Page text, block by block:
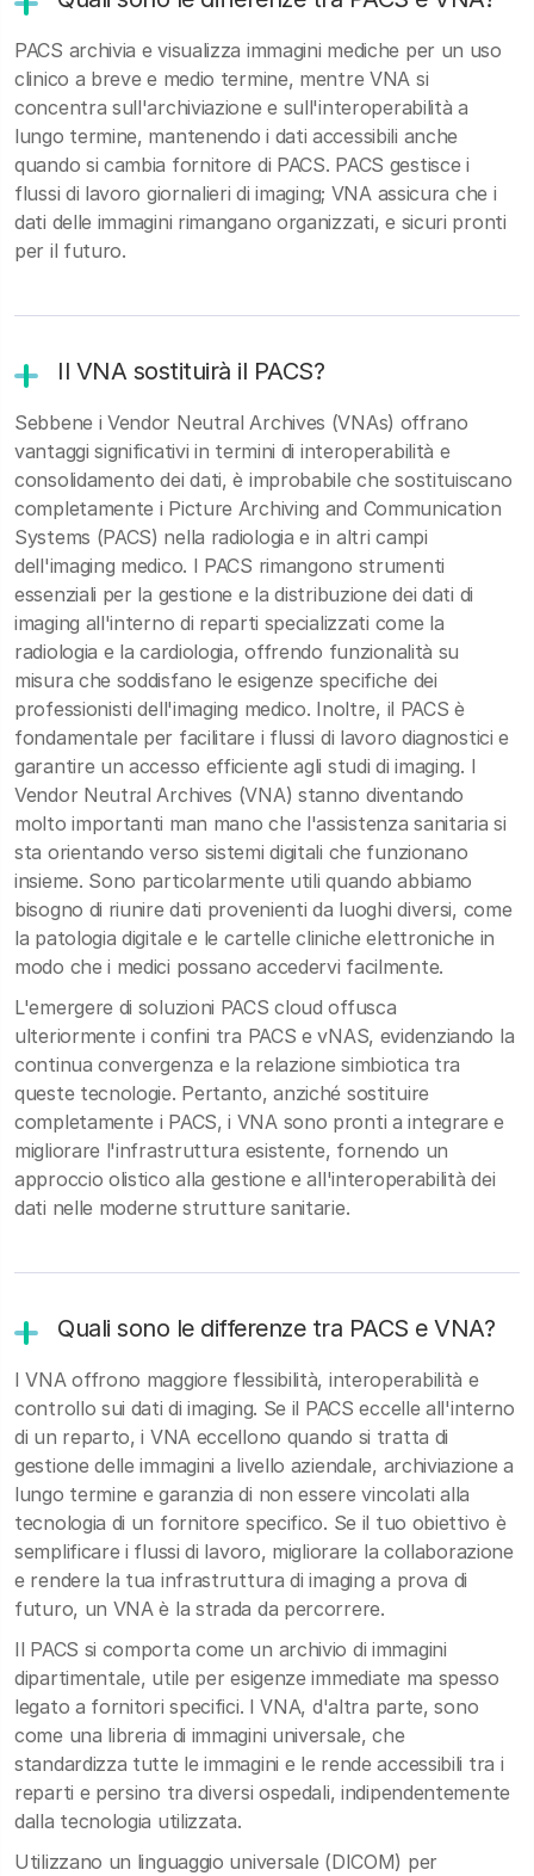
PACS archivia e visualizza immagini mediche per un uso
clinico a breve e medio termine, mentre VNA si
concentra sull'archiviazione e sull'interoperabilità a
lungo termine, mantenendo i dati accessibili anche
quando si cambia fornitore di PACS. PACS gestisce i
flussi di lavoro giornalieri di imaging; VNA assicura che i
dati delle immagini rimangano organizzati, e sicuri pronti
per il futuro.
Il VNA sostituirà il PACS?
Sebbene i Vendor Neutral Archives (VNAs) offrano
vantaggi significativi in termini di interoperabilità e
consolidamento dei dati, è improbabile che sostituiscano
completamente i Picture Archiving and Communication
Systems (PACS) nella radiologia e in altri campi
dell'imaging medico. I PACS rimangono strumenti
essenziali per la gestione e la distribuzione dei dati di
imaging all'interno di reparti specializzati come la
radiologia e la cardiologia, offrendo funzionalità su
misura che soddisfano le esigenze specifiche dei
professionisti dell'imaging medico. Inoltre, il PACS è
fondamentale per facilitare i flussi di lavoro diagnostici e
garantire un accesso efficiente agli studi di imaging. I
Vendor Neutral Archives (VNA) stanno diventando
molto importanti man mano che l'assistenza sanitaria si
sta orientando verso sistemi digitali che funzionano
insieme. Sono particolarmente utili quando abbiamo
bisogno di riunire dati provenienti da luoghi diversi, come
la patologia digitale e le cartelle cliniche elettroniche in
modo che i medici possano accedervi facilmente.
L'emergere di soluzioni PACS cloud offusca
ulteriormente i confini tra PACS e vNAS, evidenziando la
continua convergenza e la relazione simbiotica tra
queste tecnologie. Pertanto, anziché sostituire
completamente i PACS, i VNA sono pronti a integrare e
migliorare l'infrastruttura esistente, fornendo un
approccio olistico alla gestione e all'interoperabilità dei
dati nelle moderne strutture sanitarie.
Quali sono le differenze tra PACS e VNA?
I VNA offrono maggiore flessibilità, interoperabilità e
controllo sui dati di imaging. Se il PACS eccelle all'interno
di un reparto, i VNA eccellono quando si tratta di
gestione delle immagini a livello aziendale, archiviazione a
lungo termine e garanzia di non essere vincolati alla
tecnologia di un fornitore specifico. Se il tuo obiettivo è
semplificare i flussi di lavoro, migliorare la collaborazione
e rendere la tua infrastruttura di imaging a prova di
futuro, un VNA è la strada da percorrere.
Il PACS si comporta come un archivio di immagini
dipartimentale, utile per esigenze immediate ma spesso
legato a fornitori specifici. I VNA, d'altra parte, sono
come una libreria di immagini universale, che
standardizza tutte le immagini e le rende accessibili tra i
reparti e persino tra diversi ospedali, indipendentemente
dalla tecnologia utilizzata.
Utilizzano un linguaggio universale (DICOM) per